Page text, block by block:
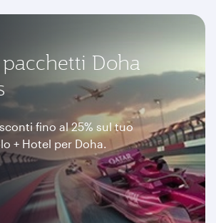
Doha
fino al 25% sul tuo
+ Hotel per Doha.